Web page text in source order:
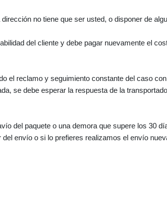
no tiene que ser usted, o disponer de
del cliente y debe pagar nuevamente el
el reclamo y seguimiento constante del caso
se debe esperar la respuesta de la
del paquete o una demora que supere los 30
envío o si lo prefieres realizamos el envío